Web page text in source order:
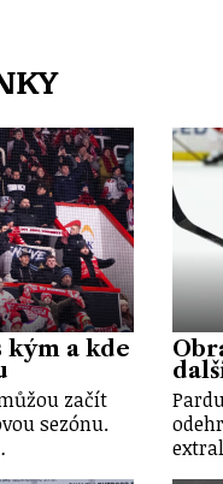
kým a kde
začít
sezónu.